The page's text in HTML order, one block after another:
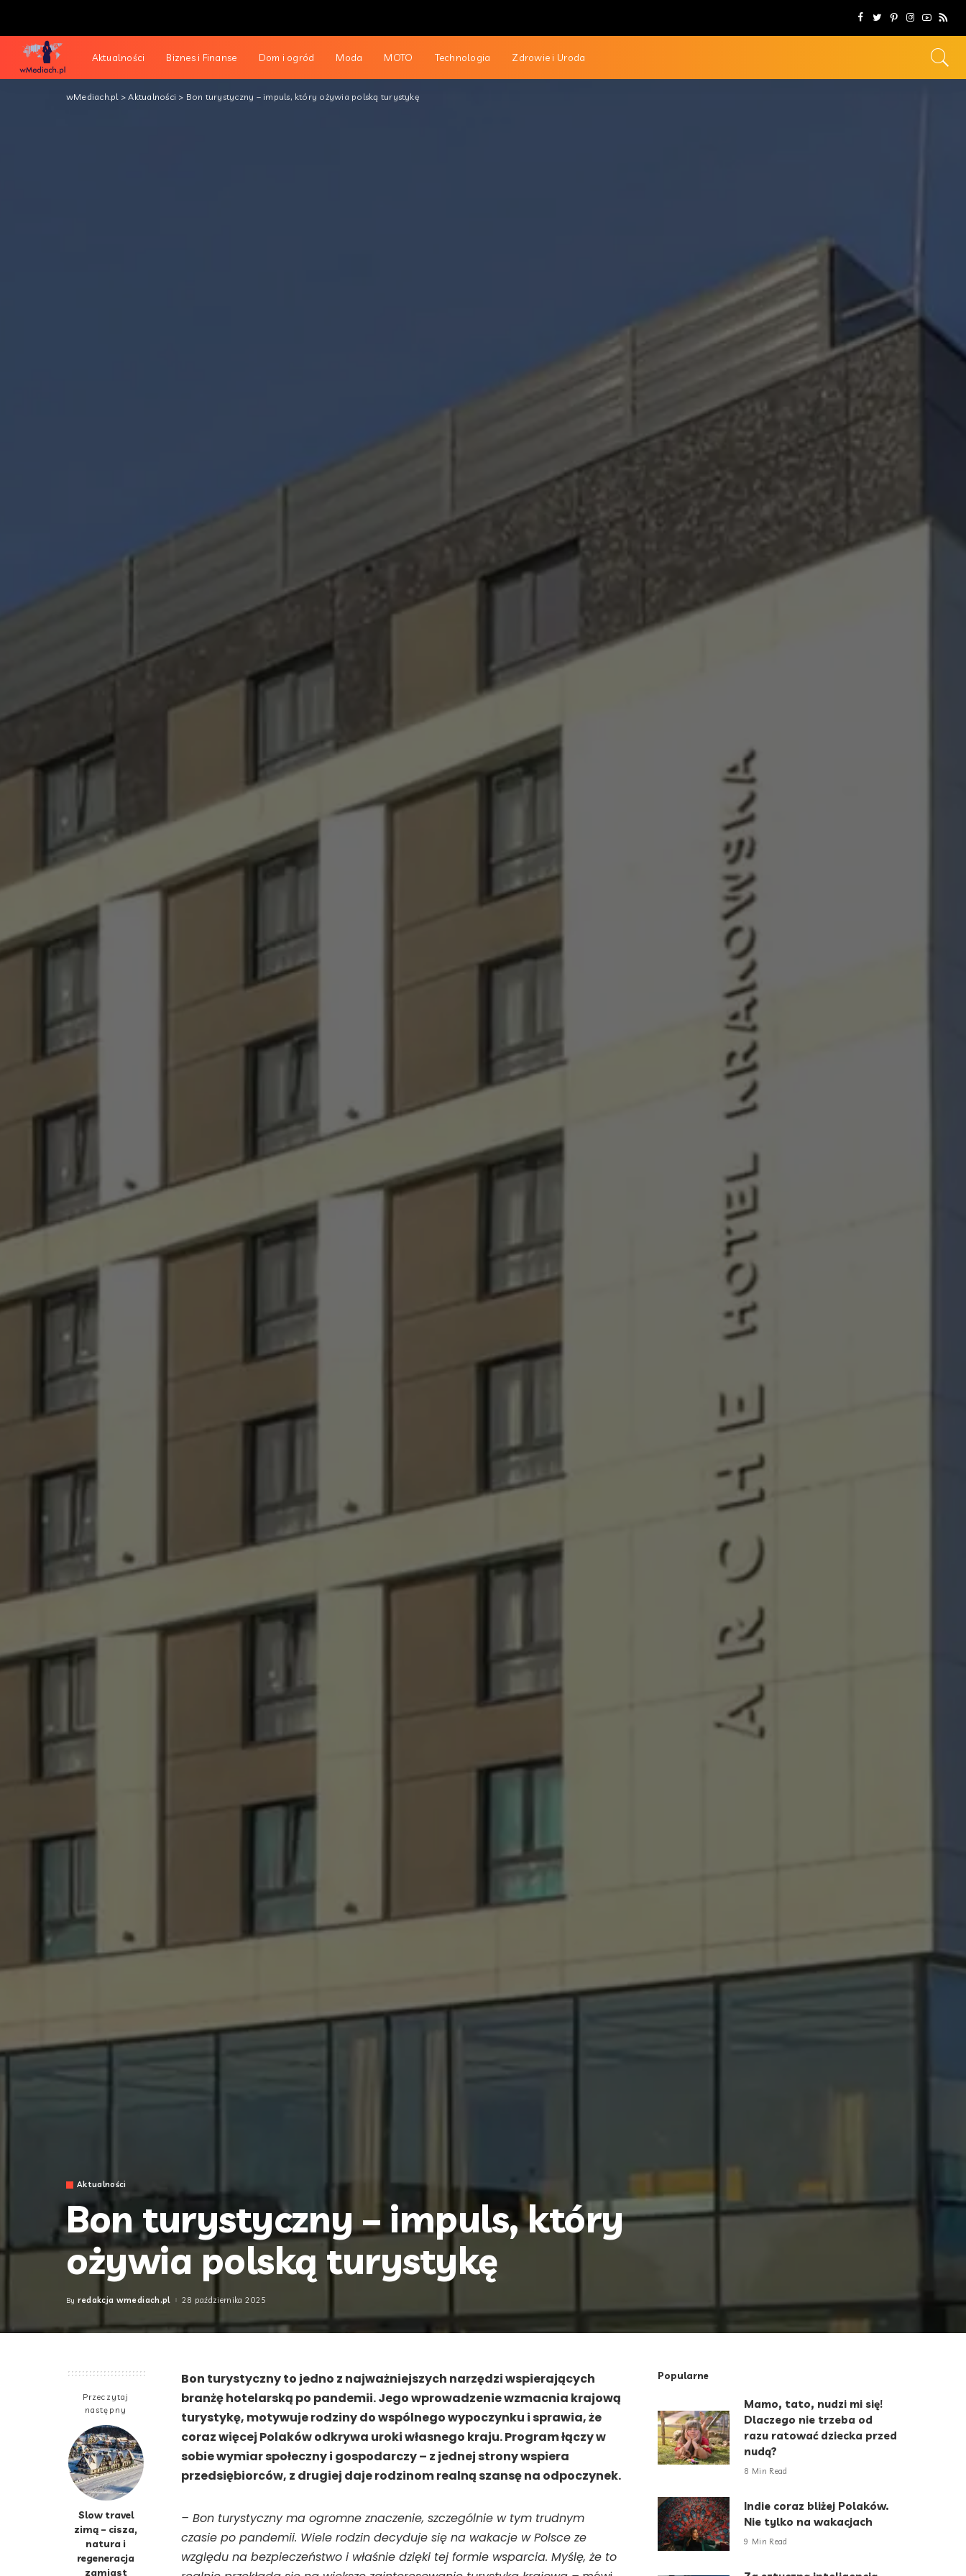
Aktualności Biznes i Finanse Dom i ogród Moda MOTO Technologia Zdrowie i Uroda
wMediach.pl>Aktualności > Bon turystyczny – impuls, który ożywia polską turystykę
Aktualności
Bon turystyczny – impuls, który
ożywia polską turystykę
Posted
By redakcja wmediach.pl 28 października 2025
Przeczytaj
następny
Slow travel
zimą – cisza,
natura i
regeneracja
zamiast
Bon turystyczny to jedno z najważniejszych narzędzi wspierających
branżę hotelarską po pandemii. Jego wprowadzenie wzmacnia krajową
turystykę, motywuje rodziny do wspólnego wypoczynku i sprawia, że
coraz więcej Polaków odkrywa uroki własnego kraju. Program łączy w
sobie wymiar społeczny i gospodarczy – z jednej strony wspiera
przedsiębiorców, z drugiej daje rodzinom realną szansę na odpoczynek.
– Bon turystyczny ma ogromne znaczenie, szczególnie w tym trudnym
czasie po pandemii. Wiele rodzin decyduje się na wakacje w Polsce ze
względu na bezpieczeństwo i właśnie dzięki tej formie wsparcia. Myślę, że to
Popularne
Mamo, tato, nudzi mi się!
Dlaczego nie trzeba od
razu ratować dziecka przed
nudą?
8 Min Read
Indie coraz bliżej Polaków.
Nie tylko na wakacjach
9 Min Read